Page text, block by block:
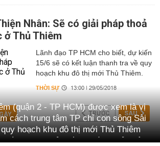
Nhân: Sẽ có giải pháp thoả
Thủ Thiêm
Lãnh đạo TP HCM cho biết, dự kiến
15/6 sẽ có kết luận thanh tra về quy
hoạch khu đô thị mới Thủ Thiêm.
THỜI SỰ 13:00 | 29/05/2018
TRƯỚC SAU
(quận 2 - TP HCM) được xem là vị
cách trung tâm TP chỉ con sông Sài
hoạch khu đô thị mới Thủ Thiêm
được Thủ tướng chính phủ phê